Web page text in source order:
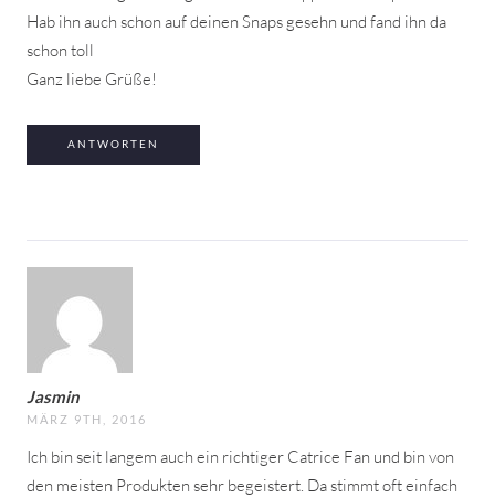
Hab ihn auch schon auf deinen Snaps gesehn und fand ihn da
schon toll
Ganz liebe Grüße!
ANTWORTEN
Jasmin
MÄRZ 9TH, 2016
Ich bin seit langem auch ein richtiger Catrice Fan und bin von
den meisten Produkten sehr begeistert. Da stimmt oft einfach